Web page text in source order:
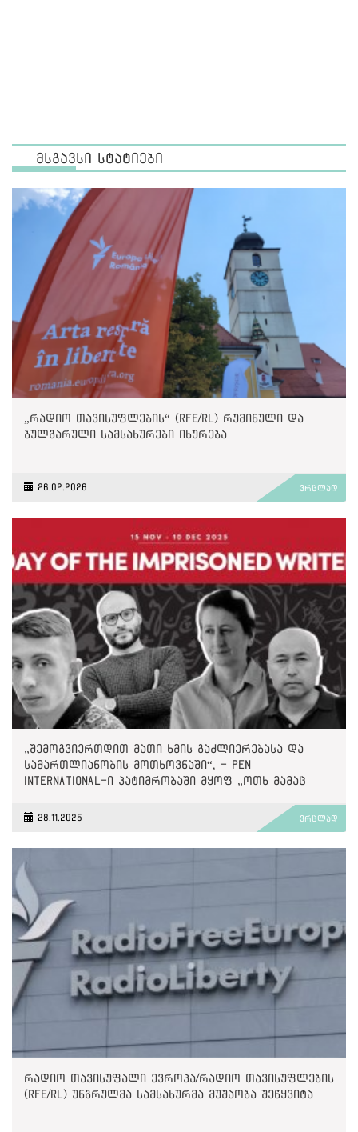
მსგავსი სტატიები
„რადიო თავისუფლების“ (RFE/RL) რუმინული და
ბულგარული სამსახურები იხურება
26.02.2026 ვრცლად
„შემოგვიერთდით მათი ხმის გაძლიერებასა და
სამართლიანობის მოთხოვნაში“, - PEN
International-ი პატიმრობაში მყოფ „ოთხ მამაც
28.11.2025 ვრცლად
რადიო თავისუფალი ევროპა/რადიო თავისუფლების
(RFE/RL) უნგრულმა სამსახურმა მუშაობა შეწყვიტა